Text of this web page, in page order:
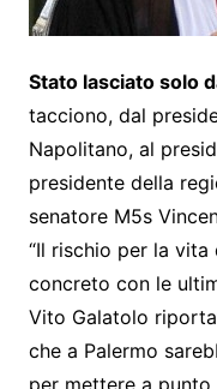
Stato lasciato solo
tacciono, dal
Napolitano, al
presidente della
senatore M5s
“Il rischio per la
concreto con le
Vito Galatolo
che a Palermo
per mettere a punto